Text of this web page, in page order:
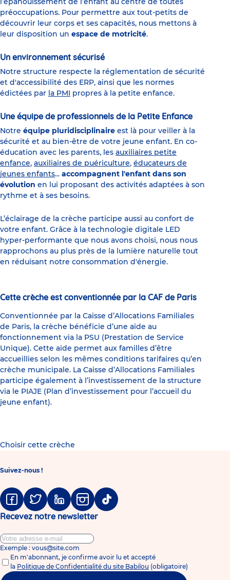
préoccupations. Pour permettre aux tout-petits de
découvrir leur corps et ses capacités, nous mettons à
leur disposition un espace de motricité.
Un environnement sécurisé
Notre structure respecte la réglementation de sécurité
et d'accessibilité des ERP, ainsi que les normes
édictées par la PMI propres à la petite enfance.
Une équipe de professionnels de la Petite Enfance
Notre équipe pluridisciplinaire est là pour veiller à la
sécurité et au bien-être de votre jeune enfant. En co-
éducation avec les parents, les auxiliaires petite
enfance, auxiliaires de puériculture, éducateurs de
jeunes enfants... accompagnent l'enfant dans son
évolution en lui proposant des activités adaptées à son
rythme et à ses besoins.
L’éclairage de la crèche participe aussi au confort de
votre enfant. Grâce à la technologie digitale LED
hyper-performante que nous avons choisi, nous nous
rapprochons au plus près de la lumière naturelle tout
en réduisant notre consommation d'énergie.
Cette crèche est conventionnée par la CAF de Paris
Conventionnée par la Caisse d’Allocations Familiales
de Paris, la crèche bénéficie d’une aide au
fonctionnement via la PSU (Prestation de Service
Unique). Cette aide permet aux familles d’être
accueillies selon les mêmes conditions tarifaires qu’en
crèche municipale. La Caisse d’Allocations Familiales
participe également à l’investissement de la structure
via le PIAJE (Plan d’investissement pour l’accueil du
jeune enfant).
Choisir cette crèche
Suivez-nous !
FacebookTwitter LinkedinInstagramTiktok
Recevez notre newsletter
Exemple : vous@site.com
En m'abonnant, je confirme avoir lu et accepté
la Politique de Confidentialité du site Babilou (obligatoire)